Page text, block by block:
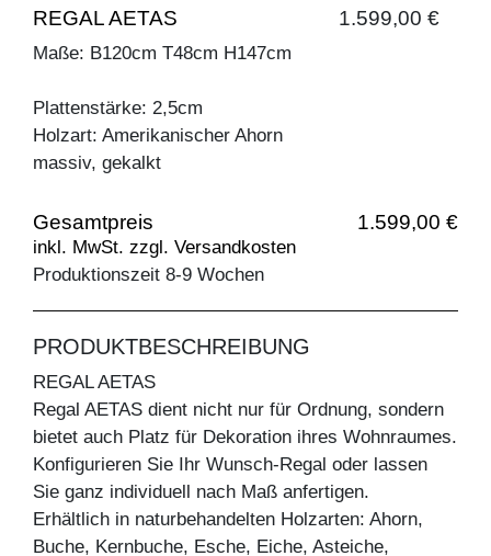
REGAL AETAS 1.599,00 €
Maße: B120cm T48cm H147cm
Plattenstärke: 2,5cm
Holzart: Amerikanischer Ahorn
massiv, gekalkt
Gesamtpreis 1.599,00 €
inkl. MwSt. zzgl. Versandkosten
Produktionszeit 8-9 Wochen
PRODUKTBESCHREIBUNG
REGAL AETAS
Regal AETAS dient nicht nur für Ordnung, sondern
bietet auch Platz für Dekoration ihres Wohnraumes.
Konfigurieren Sie Ihr Wunsch-Regal oder lassen
Sie ganz individuell nach Maß anfertigen.
Erhältlich in naturbehandelten Holzarten: Ahorn,
Buche, Kernbuche, Esche, Eiche, Asteiche,